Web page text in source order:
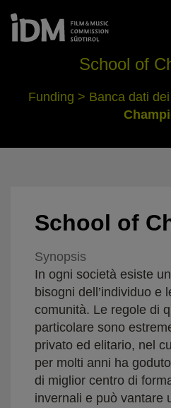
School of
Funding > Banca dati
School of
Synopsis
In ogni società esiste
bisogni dell’individuo e
comunità. Le regole di
particolare sono
privato ed elitario, nel
per molti anni ha
di miglior centro di
invernali e può vantare